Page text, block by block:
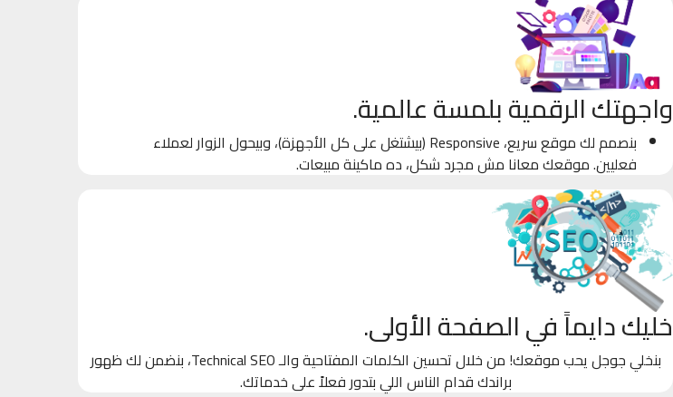
واجهتك الرقمية بلمسة عالمية.
بنصمم لك موقع سريع، Responsive (بيشتغل على كل الأجهزة)، وبيحول الزوار لعملاء
فعليين. موقعك معانا مش مجرد شكل، ده ماكينة مبيعات.
خليك دايماً في الصفحة الأولى.
بنخلي جوجل يحب موقعك! من خلال تحسين الكلمات المفتاحية والـ Technical SEO، بنضمن لك ظهور
براندك قدام الناس اللي بتدور فعلاً على خدماتك.